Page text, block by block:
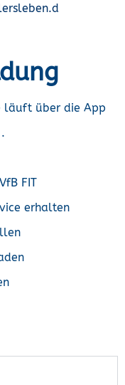
läuft über die App
FIT
erhalten